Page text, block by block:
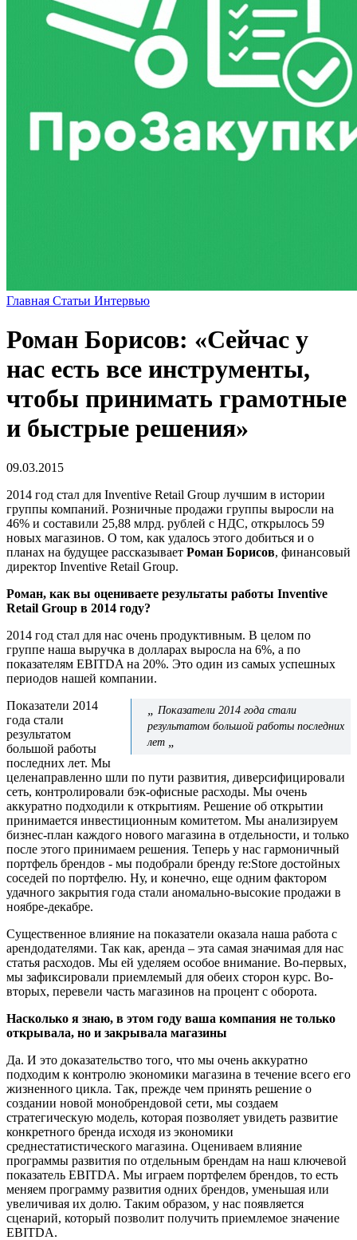
Главная Статьи Интервью
Роман Борисов: «Сейчас у
нас есть все инструменты,
чтобы принимать грамотные
и быстрые решения»
09.03.2015
2014 год стал для Inventive Retail Group лучшим в истории
группы компаний. Розничные продажи группы выросли на
46% и составили 25,88 млрд. рублей с НДС, открылось 59
новых магазинов. О том, как удалось этого добиться и о
планах на будущее рассказывает Роман Борисов, финансовый
директор Inventive Retail Group.
Роман, как вы оцениваете результаты работы Inventive
Retail Group в 2014 году?
2014 год стал для нас очень продуктивным. В целом по
группе наша выручка в долларах выросла на 6%, а по
показателям EBITDA на 20%. Это один из самых успешных
периодов нашей компании.
Показатели 2014 года стали
результатом большой работы последних
лет
Показатели 2014
года стали
результатом
большой работы
последних лет. Мы
целенаправленно шли по пути развития, диверсифицировали
сеть, контролировали бэк-офисные расходы. Мы очень
аккуратно подходили к открытиям. Решение об открытии
принимается инвестиционным комитетом. Мы анализируем
бизнес-план каждого нового магазина в отдельности, и только
после этого принимаем решения. Теперь у нас гармоничный
портфель брендов - мы подобрали бренду re:Store достойных
соседей по портфелю. Ну, и конечно, еще одним фактором
удачного закрытия года стали аномально-высокие продажи в
ноябре-декабре.
Существенное влияние на показатели оказала наша работа с
арендодателями. Так как, аренда – эта самая значимая для нас
статья расходов. Мы ей уделяем особое внимание. Во-первых,
мы зафиксировали приемлемый для обеих сторон курс. Во-
вторых, перевели часть магазинов на процент с оборота.
Насколько я знаю, в этом году ваша компания не только
открывала, но и закрывала магазины
Да. И это доказательство того, что мы очень аккуратно
подходим к контролю экономики магазина в течение всего его
жизненного цикла. Так, прежде чем принять решение о
создании новой монобрендовой сети, мы создаем
стратегическую модель, которая позволяет увидеть развитие
конкретного бренда исходя из экономики
среднестатистического магазина. Оцениваем влияние
программы развития по отдельным брендам на наш ключевой
показатель EBITDA. Мы играем портфелем брендов, то есть
меняем программу развития одних брендов, уменьшая или
увеличивая их долю. Таким образом, у нас появляется
сценарий, который позволит получить приемлемое значение
EBITDA.